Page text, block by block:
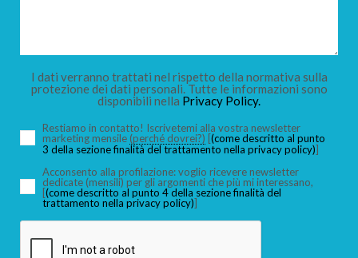
I dati verranno trattati nel rispetto della normativa sulla
protezione dei dati personali. Tutte le informazioni sono
disponibili nella Privacy Policy.
Restiamo in contatto! Iscrivetemi alla vostra newsletter
marketing mensile (perché dovrei?) [(come descritto al punto
3 della sezione finalità del trattamento nella privacy policy)]
Acconsento alla profilazione: voglio ricevere newsletter
dedicate (mensili) per gli argomenti che più mi interessano,
[(come descritto al punto 4 della sezione finalità del
trattamento nella privacy policy)]